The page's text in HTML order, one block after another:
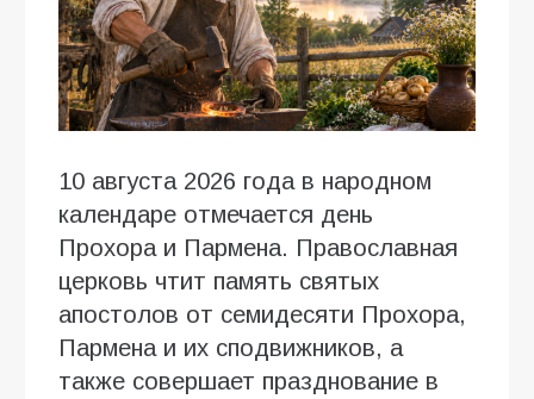
10 августа 2026 года в народном
календаре отмечается день
Прохора и Пармена. Православная
церковь чтит память святых
апостолов от семидесяти Прохора,
Пармена и их сподвижников, а
также совершает празднование в